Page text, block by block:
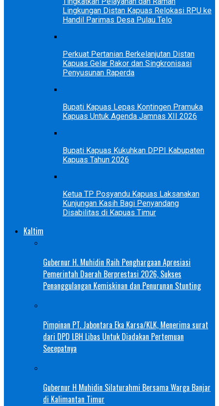
Lingkungan Distan Kapuas Relokasi RPU ke
Handil Parimas Desa Pulau Telo
Perkuat Pertanian Berkelanjutan Distan
Kapuas Gelar Rakor dan Singkronisasi
Penyusunan Raperda
Bupati Kapuas Lepas Kontingen Pramuka
Kapuas Untuk Agenda Jamnas XII 2026
Bupati Kapuas Kukuhkan DPPI Kabupaten
Kapuas Tahun 2026
Ketua TP Posyandu Kapuas Laksanakan
Kunjungan Kasih Bagi Penyandang
Disabilitas di Kapuas Timur
Kaltim
Gubernur H. Muhidin Raih Penghargaan Apresiasi
Pemerintah Daerah Berprestasi 2026, Sukses
Penanggulangan Kemiskinan dan Penurunan Stunting
Pimpinan PT. Jabontara Eka Karsa/KLK, Menerima surat
dari DPD LBH Libas Untuk Diadakan Pertemuan
Secepatnya
Gubernur H Muhidin Silaturahmi Bersama Warga Banjar
di Kalimantan Timur